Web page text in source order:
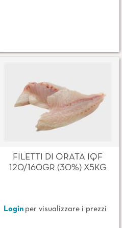
FILETTI DI ORATA IQF
120/160GR (30%) X5KG
Login per visualizzare i prezzi